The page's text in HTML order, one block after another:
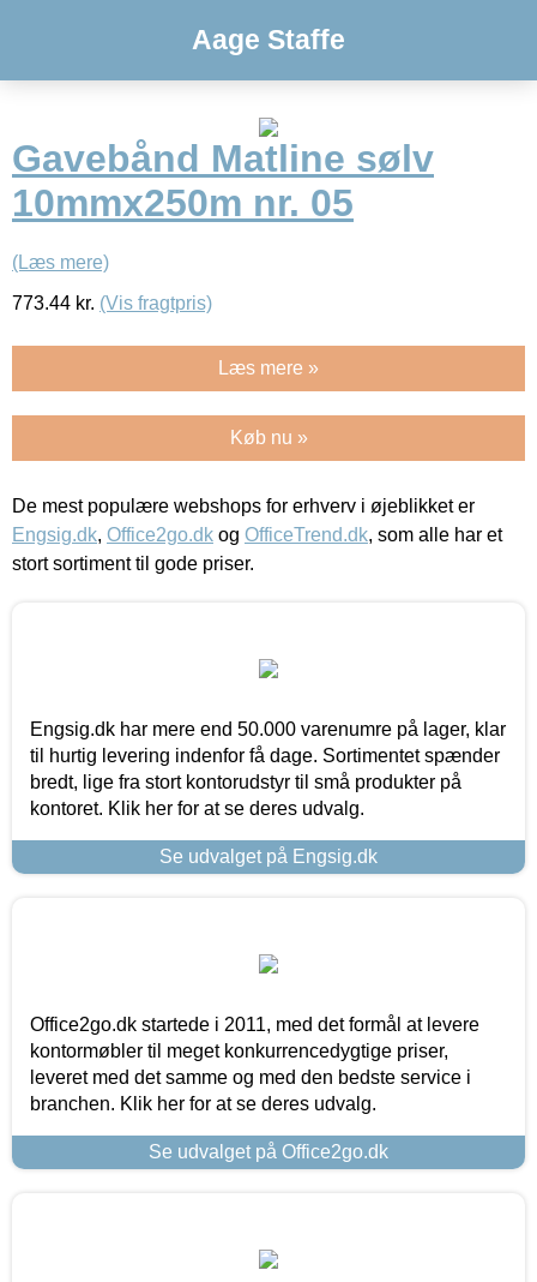
Aage Staffe
Gavebånd Matline sølv
10mmx250m nr. 05
(Læs mere)
773.44 kr. (Vis fragtpris)
Læs mere »
Køb nu »
De mest populære webshops for erhverv i øjeblikket er
Engsig.dk, Office2go.dk og OfficeTrend.dk, som alle har et
stort sortiment til gode priser.
Engsig.dk har mere end 50.000 varenumre på lager, klar
til hurtig levering indenfor få dage. Sortimentet spænder
bredt, lige fra stort kontorudstyr til små produkter på
kontoret. Klik her for at se deres udvalg.
Se udvalget på Engsig.dk
Office2go.dk startede i 2011, med det formål at levere
kontormøbler til meget konkurrencedygtige priser,
leveret med det samme og med den bedste service i
branchen. Klik her for at se deres udvalg.
Se udvalget på Office2go.dk